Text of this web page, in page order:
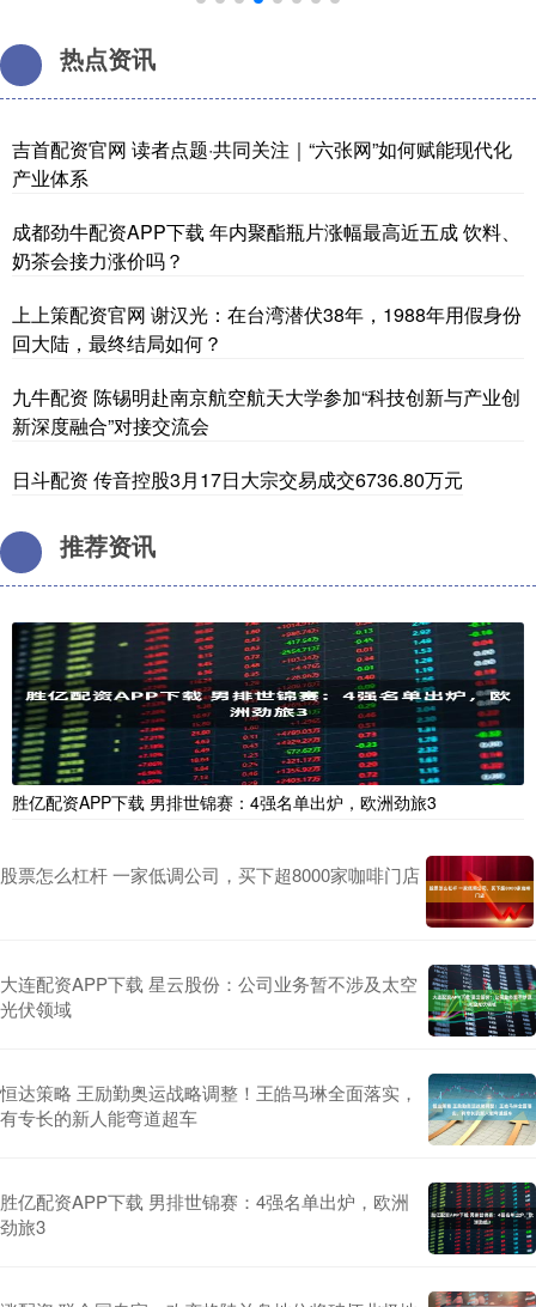
热点资讯
吉首配资官网 读者点题·共同关注｜“六张网”如何赋能现代化
产业体系
成都劲牛配资APP下载 年内聚酯瓶片涨幅最高近五成 饮料、
奶茶会接力涨价吗？
上上策配资官网 谢汉光：在台湾潜伏38年，1988年用假身份
回大陆，最终结局如何？
九牛配资 陈锡明赴南京航空航天大学参加“科技创新与产业创
新深度融合”对接交流会
日斗配资 传音控股3月17日大宗交易成交6736.80万元
推荐资讯
胜亿配资APP下载 男排世锦赛：4强名单出炉，欧洲劲旅3
股票怎么杠杆 一家低调公司，买下超8000家咖啡门店
大连配资APP下载 星云股份：公司业务暂不涉及太空
光伏领域
恒达策略 王励勤奥运战略调整！王皓马琳全面落实，
有专长的新人能弯道超车
胜亿配资APP下载 男排世锦赛：4强名单出炉，欧洲
劲旅3